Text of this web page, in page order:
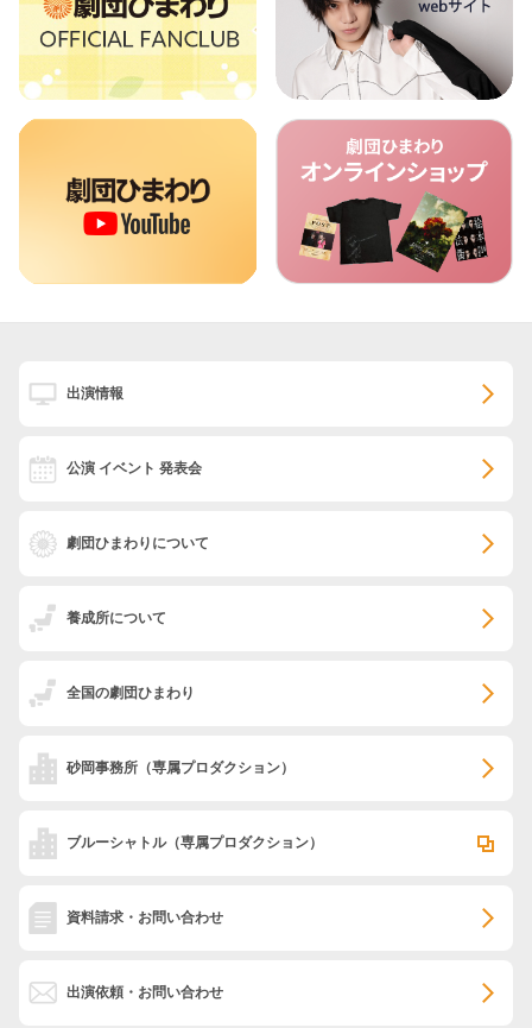
出演情報
公演 イベント 発表会
劇団ひまわりについて
養成所について
全国の劇団ひまわり
砂岡事務所 （専属プロダクション）
ブルーシャトル（専属プロダクション）
資料請求・お問い合わせ
出演依頼・お問い合わせ